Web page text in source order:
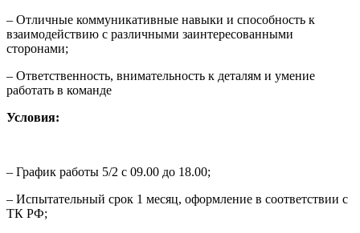
– Отличные коммуникативные навыки и способность к
взаимодействию с различными заинтересованными
сторонами;
– Ответственность, внимательность к деталям и умение
работать в команде
Условия:
– График работы 5/2 с 09.00 до 18.00;
– Испытательный срок 1 месяц, оформление в соответствии с
ТК РФ;